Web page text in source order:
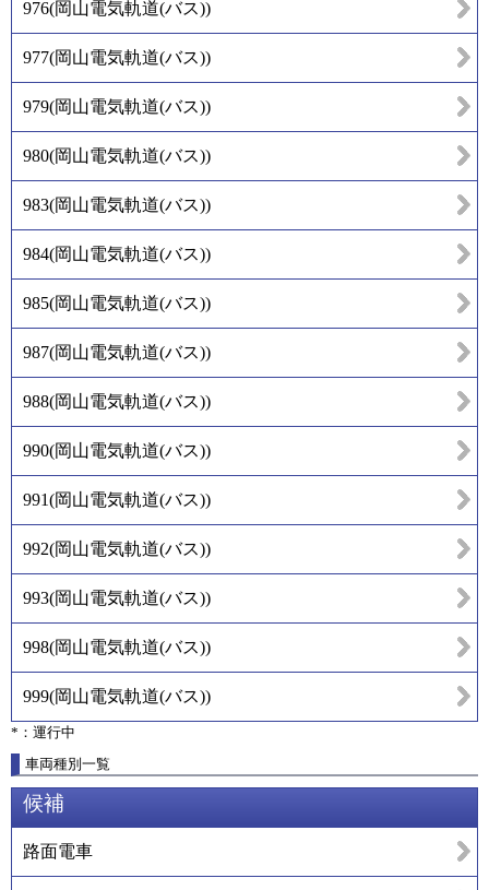
976(岡山電気軌道(バス))
977(岡山電気軌道(バス))
979(岡山電気軌道(バス))
980(岡山電気軌道(バス))
983(岡山電気軌道(バス))
984(岡山電気軌道(バス))
985(岡山電気軌道(バス))
987(岡山電気軌道(バス))
988(岡山電気軌道(バス))
990(岡山電気軌道(バス))
991(岡山電気軌道(バス))
992(岡山電気軌道(バス))
993(岡山電気軌道(バス))
998(岡山電気軌道(バス))
999(岡山電気軌道(バス))
*：運行中
車両種別一覧
候補
路面電車